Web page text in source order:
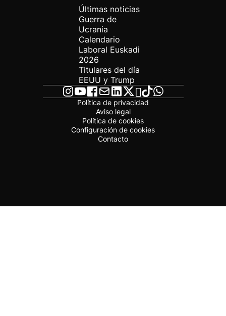
Últimas noticias
Guerra de
Ucrania
Calendario
Laboral Euskadi
2026
Titulares del día
EEUU y Trump
Política de privacidad
Aviso legal
Política de cookies
Configuración de cookies
Contacto